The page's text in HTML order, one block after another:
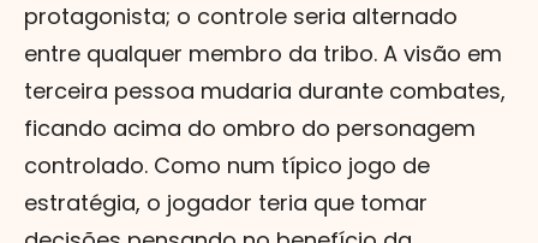
protagonista; o controle seria alternado
entre qualquer membro da tribo. A visão em
terceira pessoa mudaria durante combates,
ficando acima do ombro do personagem
controlado. Como num típico jogo de
estratégia, o jogador teria que tomar